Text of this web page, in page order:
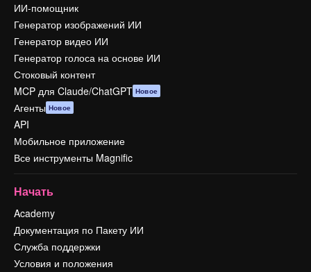
ИИ-помощник
Генератор изображений ИИ
Генератор видео ИИ
Генератор голоса на основе ИИ
Стоковый контент
MCP для Claude/ChatGPT Новое
Агенты Новое
API
Мобильное приложение
Все инструменты Magnific
Начать
Academy
Документация по Пакету ИИ
Служба поддержки
Условия и положения